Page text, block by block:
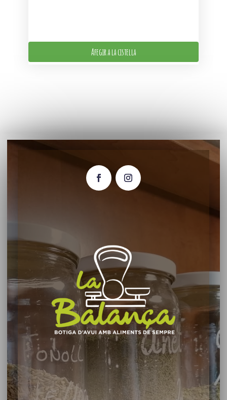
Afegir a la cistella